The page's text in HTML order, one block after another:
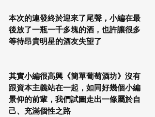
本次的連發終於迎來了尾聲，小編在最
後放了一瓶一千多塊的酒，也許讓很多
等待昂貴明星的酒友失望了
其實小編很高興《簡單葡萄酒坊》沒有
跟資本主義站在一起，如同好幾個小編
景仰的前輩，我們試圖走出一條屬於自
己、充滿個性之路